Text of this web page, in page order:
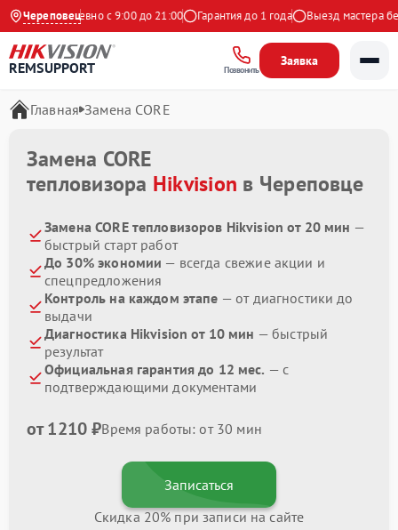
Череповец
Ежедневно с 9:00 до 21:00 Гарантия до 1 года Выезд мастера
REMSUPPORT Позвонить
Заявка
Главная Замена CORE
Замена CORE
тепловизора Hikvision в Череповце
Замена CORE тепловизоров Hikvision от 20 мин —
быстрый старт работ
До 30% экономии — всегда свежие акции и
спецпредложения
Контроль на каждом этапе — от диагностики до
выдачи
Диагностика Hikvision от 10 мин — быстрый
результат
Официальная гарантия до 12 мес. — с
подтверждающими документами
от 1210 ₽Время работы: от 30 мин
Записаться
Скидка 20% при записи на сайте